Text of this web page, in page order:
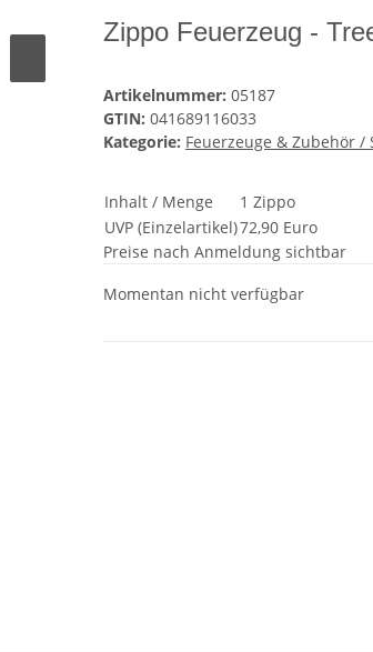
Zippo Feuerzeug -
Artikelnummer: 05187
GTIN: 041689116033
Kategorie: Feuerzeuge & Zubehör /
Inhalt / Menge
1 Zippo
UVP (Einzelartikel)72,90 Euro
Preise nach Anmeldung sichtbar
Momentan nicht verfügbar